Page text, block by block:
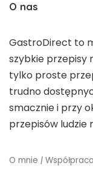
O nas
GastroDirect to
szybkie przepisy
tylko proste
trudno
smacznie i przy
przepisów ludzie
O mnie | Współpraca